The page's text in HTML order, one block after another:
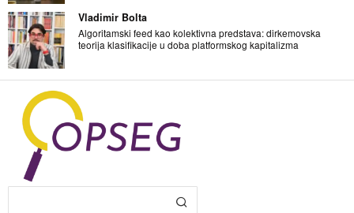
Vladimir Bolta
Algoritamski feed kao kolektivna predstava: dirkemovska
teorija klasifikacije u doba platformskog kapitalizma